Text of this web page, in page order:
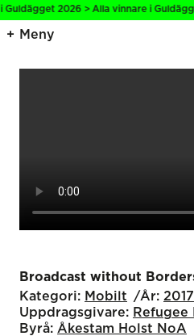
2026 > Alla vinnare i
Meny
Broadcast without
Kategori: Mobilt År: 2017
Uppdragsgivare: Refugee
Byrå: Åkestam Holst NoA